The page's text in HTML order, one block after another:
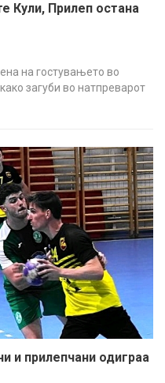
Кули, Прилеп остана
на гостувањето во
загуби во натпреварот
и прилепчани одиграа